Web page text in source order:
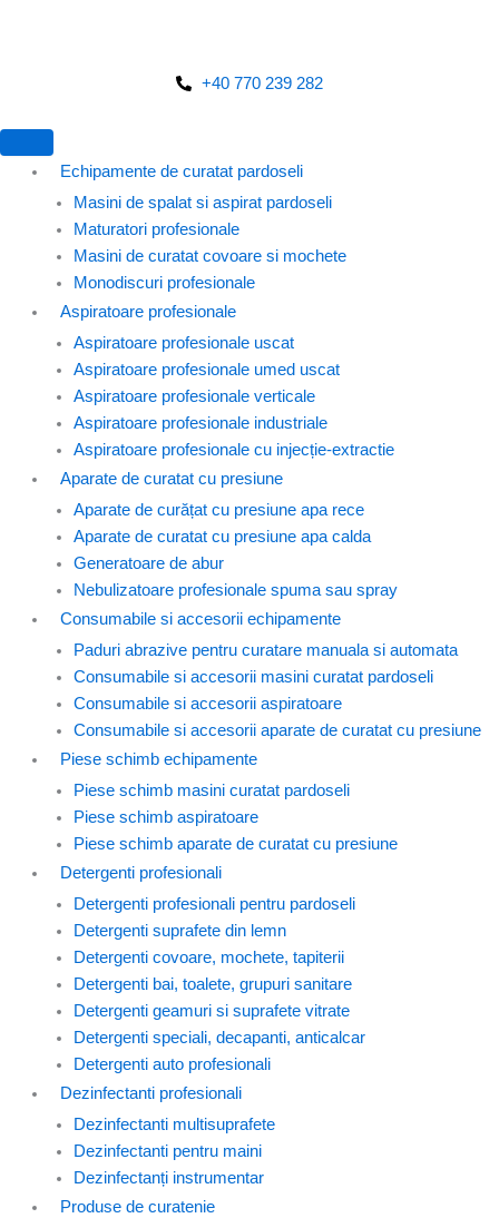
+40 770 239 282
Echipamente de curatat pardoseli
Masini de spalat si aspirat pardoseli
Maturatori profesionale
Masini de curatat covoare si mochete
Monodiscuri profesionale
Aspiratoare profesionale
Aspiratoare profesionale uscat
Aspiratoare profesionale umed uscat
Aspiratoare profesionale verticale
Aspiratoare profesionale industriale
Aspiratoare profesionale cu injecție-extractie
Aparate de curatat cu presiune
Aparate de curățat cu presiune apa rece
Aparate de curatat cu presiune apa calda
Generatoare de abur
Nebulizatoare profesionale spuma sau spray
Consumabile si accesorii echipamente
Paduri abrazive pentru curatare manuala si automata
Consumabile si accesorii masini curatat pardoseli
Consumabile si accesorii aspiratoare
Consumabile si accesorii aparate de curatat cu presiune
Piese schimb echipamente
Piese schimb masini curatat pardoseli
Piese schimb aspiratoare
Piese schimb aparate de curatat cu presiune
Detergenti profesionali
Detergenti profesionali pentru pardoseli
Detergenti suprafete din lemn
Detergenti covoare, mochete, tapiterii
Detergenti bai, toalete, grupuri sanitare
Detergenti geamuri si suprafete vitrate
Detergenti speciali, decapanti, anticalcar
Detergenti auto profesionali
Dezinfectanti profesionali
Dezinfectanti multisuprafete
Dezinfectanti pentru maini
Dezinfectanți instrumentar
Produse de curatenie